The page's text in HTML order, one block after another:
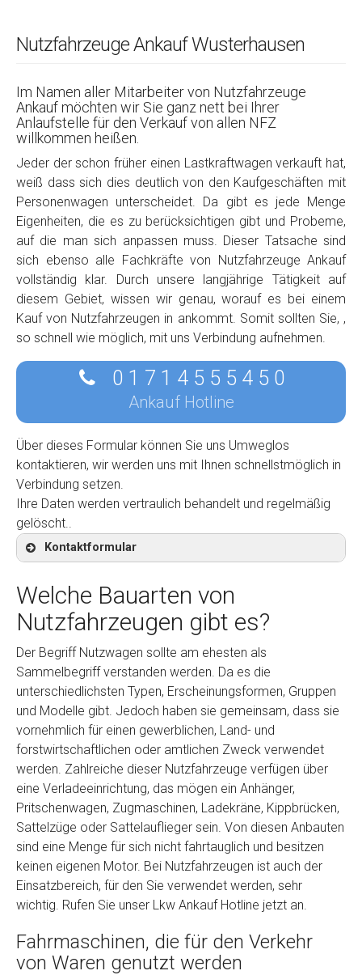
Nutzfahrzeuge Ankauf Wusterhausen
Im Namen aller Mitarbeiter von Nutzfahrzeuge
Ankauf möchten wir Sie ganz nett bei Ihrer
Anlaufstelle für den Verkauf von allen NFZ
willkommen heißen.
Jeder der schon früher einen Lastkraftwagen verkauft hat,
weiß dass sich dies deutlich von den Kaufgeschäften mit
Personenwagen unterscheidet. Da gibt es jede Menge
Eigenheiten, die es zu berücksichtigen gibt und Probeme,
auf die man sich anpassen muss. Dieser Tatsache sind
sich ebenso alle Fachkräfte von Nutzfahrzeuge Ankauf
vollständig klar. Durch unsere langjährige Tätigkeit auf
diesem Gebiet, wissen wir genau, worauf es bei einem
Kauf von Nutzfahrzeugen in ankommt. Somit sollten Sie, ,
so schnell wie möglich, mit uns Verbindung aufnehmen.
0 1 7 1 4 5 5 5 4 5 0
Ankauf Hotline
Über dieses Formular können Sie uns Umweglos
kontaktieren, wir werden uns mit Ihnen schnellstmöglich in
Verbindung setzen.
Ihre Daten werden vertraulich behandelt und regelmäßig
gelöscht..
Kontaktformular
Kontaktformular
Marke
Model *
Baujahr
Getriebe
Bekannte Schäden
Kilometerstand
Welche Bauarten von
Nutzfahrzeugen gibt es?
Der Begriff Nutzwagen sollte am ehesten als
Sammelbegriff verstanden werden. Da es die
unterschiedlichsten Typen, Erscheinungsformen, Gruppen
und Modelle gibt. Jedoch haben sie gemeinsam, dass sie
vornehmlich für einen gewerblichen, Land- und
forstwirtschaftlichen oder amtlichen Zweck verwendet
werden. Zahlreiche dieser Nutzfahrzeuge verfügen über
eine Verladeeinrichtung, das mögen ein Anhänger,
Pritschenwagen, Zugmaschinen, Ladekräne, Kippbrücken,
Sattelzüge oder Sattelauflieger sein. Von diesen Anbauten
sind eine Menge für sich nicht fahrtauglich und besitzen
keinen eigenen Motor. Bei Nutzfahrzeugen ist auch der
Einsatzbereich, für den Sie verwendet werden, sehr
wichtig. Rufen Sie unser Lkw Ankauf Hotline jetzt an.
Fahrmaschinen, die für den Verkehr
von Waren genutzt werden